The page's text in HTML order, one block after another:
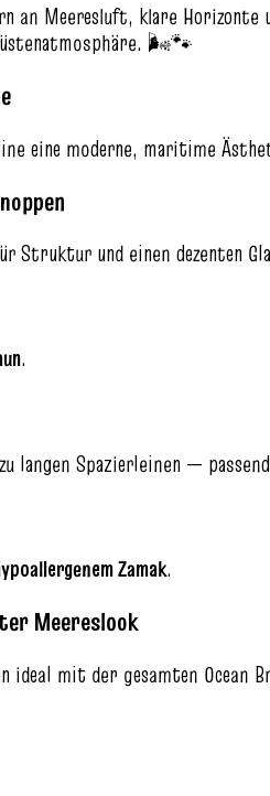
an Meeresluft, klare
🌬️🐾
eine moderne, maritime
Struktur und einen dezenten
.
langen Spazierleinen —
Zamak.
Meereslook
ideal mit der gesamten Ocean